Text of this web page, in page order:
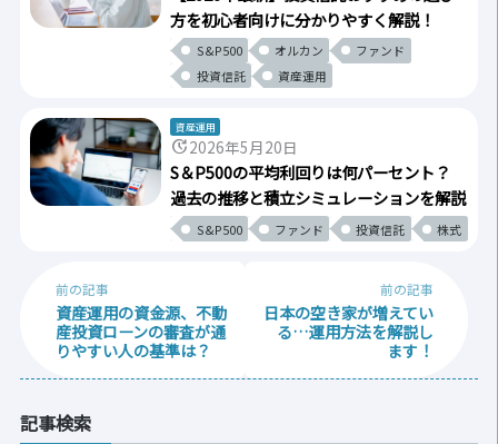
方を初心者向けに分かりやすく解説！
S&P500 オルカン
ファンド
投資信託
資産運用
資産運用
update2026年5月20日
S＆P500の平均利回りは何パーセント？
過去の推移と積立シミュレーションを解説
S&P500 ファンド 投資信託 株式
前の記事
資産運用の資金源、不動
産投資ローンの審査が通
りやすい人の基準は？
前の記事
日本の空き家が増えてい
る…運用方法を解説し
ます！
記事検索